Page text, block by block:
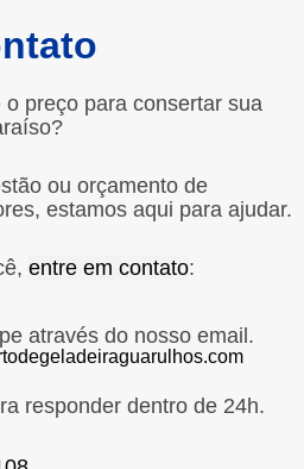
preço para consertar sua
ou orçamento de
estamos aqui para ajudar.
entre em contato:
através do nosso email.
responder dentro de 24h.